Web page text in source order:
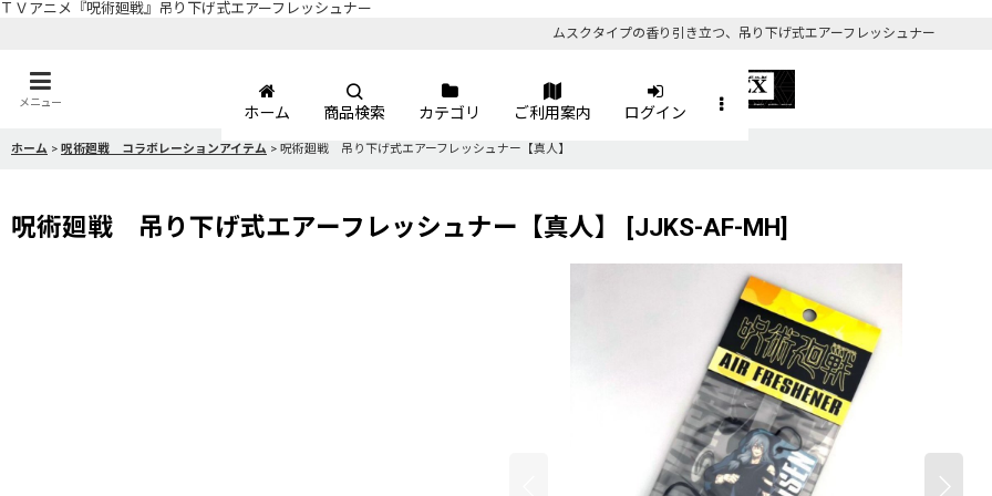
ＴＶアニメ『呪術廻戦』吊り下げ式エアーフレッシュナー
ムスクタイプの香り引き立つ、吊り下げ式エアーフレッシュナー
メニュー
ホーム 商品検索 カテゴリ ご利用案内 ログイン
ホーム > 呪術廻戦 コラボレーションアイテム > 呪術廻戦 吊り下げ式エアーフレッシュナー【真人】
呪術廻戦 吊り下げ式エアーフレッシュナー【真人】 [JJKS-AF-MH]